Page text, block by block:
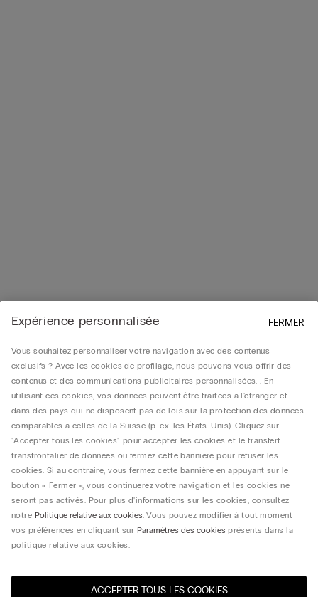
Expérience personnalisée
Vous souhaitez personnaliser votre navigation avec des contenus
exclusifs ? Avec les cookies de profilage, nous pouvons vous offrir des
contenus et des communications publicitaires personnalisées. . En
utilisant ces cookies, vos données peuvent être traitées à l'étranger et
dans des pays qui ne disposent pas de lois sur la protection des données
comparables à celles de la Suisse (p. ex. les États-Unis). Cliquez sur
"Accepter tous les cookies" pour accepter les cookies et le transfert
transfrontalier de données ou fermez cette bannière pour refuser les
cookies. Si au contraire, vous fermez cette bannière en appuyant sur le
bouton « Fermer », vous continuerez votre navigation et les cookies ne
seront pas activés. Pour plus d'informations sur les cookies, consultez
notre Politique relative aux cookies. Vous pouvez modifier à tout moment
vos préférences en cliquant sur Paramètres des cookiesprésents dans la
politique relative aux cookies.
ACCEPTER TOUS LES COOKIES
FERMER